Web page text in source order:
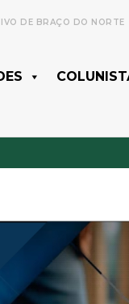
DE BRAÇO DO NORTE